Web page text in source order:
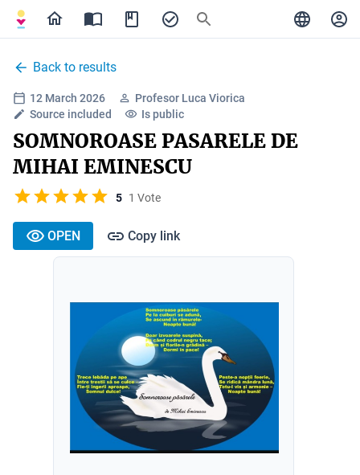
Back to results
12 March 2026
Profesor Luca Viorica
Source included
Is public
SOMNOROASE PASARELE DE
MIHAI EMINESCU
5 1 Vote
OPEN Copy link